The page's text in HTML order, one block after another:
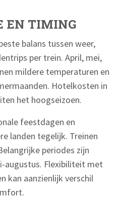
EN TIMING
balans tussen weer,
per trein. April, mei,
mildere temperaturen en
Hotelkosten in
het hoogseizoen.
feestdagen en
landen tegelijk. Treinen
periodes zijn
augustus. Flexibiliteit met
kan aanzienlijk verschil